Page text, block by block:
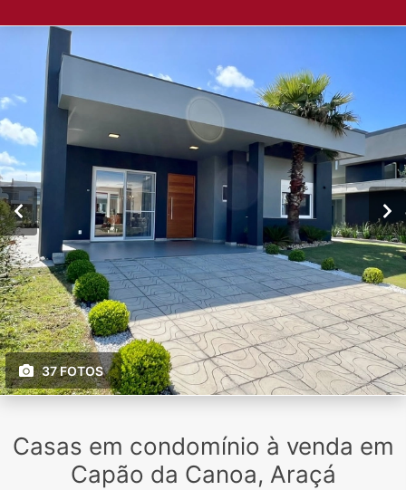
37 FOTOS
Casas em condomínio à venda em
Capão da Canoa, Araçá